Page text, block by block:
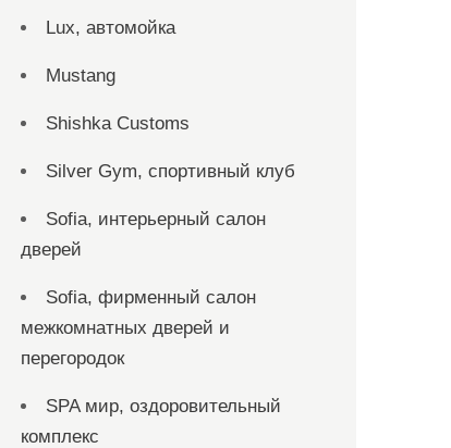
Lux, автомойка
Mustang
Shishka Customs
Silver Gym, спортивный клуб
Sofia, интерьерный салон
дверей
Sofia, фирменный салон
межкомнатных дверей и
перегородок
SPA мир, оздоровительный
комплекс